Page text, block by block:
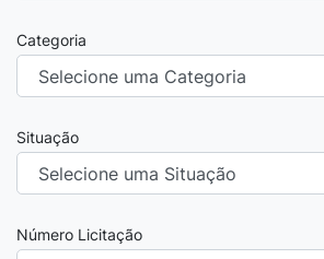
Categoria
Situação
Número Licitação